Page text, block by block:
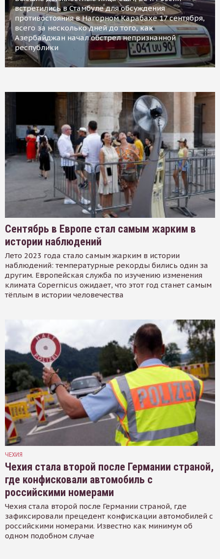
встретились в Стамбуле для обсуждения
противостояния в Нагорном Карабахе 17 сентября,
всего за несколько дней до того, как
Азербайджан начал обстрел непризнанной
республики
Сентябрь в Европе стал самым жарким в
истории наблюдений
Лето 2023 года стало самым жарким в истории
наблюдений: температурные рекорды бились один за
другим. Европейская служба по изучению изменения
климата Copernicus ожидает, что этот год станет самым
тёплым в истории человечества
ЧЕХИЯ
Чехия стала второй после Германии страной,
где конфисковали автомобиль с
российскими номерами
Чехия стала второй после Германии страной, где
зафиксировали прецедент конфискации автомобилей с
российскими номерами. Известно как минимум об
одном подобном случае